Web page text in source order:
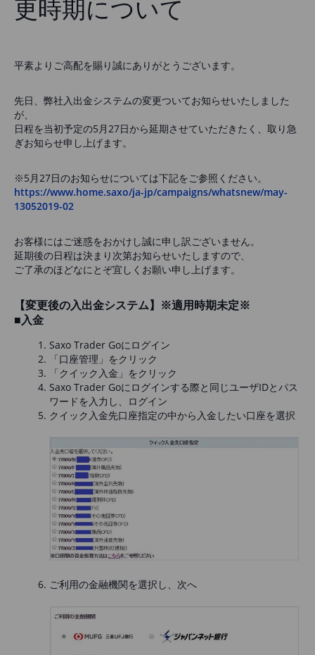
更時期について
平素よりご高配を賜り誠にありがとうございます。
先日、弊社入出金システムの変更ついてお知らせいたしました
が、
日程を当初予定の5月27日から延期させていただきたく、取り急
ぎお知らせ申し上げます。
※5月27日のお知らせについては下記をご参照ください。
https://www.home.saxo/ja-jp/campaigns/whatsnew/may-
13052019-02
お客様にはご迷惑をおかけし誠に申し訳ございません。
延期後の日程は決まり次第お知らせいたしますので、
ご了承のほどなにとぞ宜しくお願い申し上げます。
【変更後の入出金システム】※適用時期未定※
■入金
Saxo Trader Goにログイン
「口座管理」をクリック
「クイック入金」をクリック
Saxo Trader Goにログインする際と同じユーザIDとパス
ワードを入力し、ログイン
クイック入金先口座指定の中から入金したい口座を選択
ご利用の金融機関を選択し、次へ